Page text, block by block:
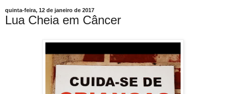
quinta-feira, 12 de janeiro de 2017
Lua Cheia em Câncer